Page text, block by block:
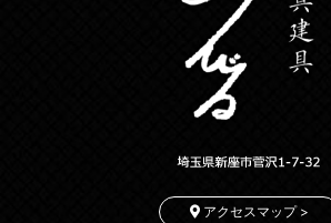
アクセスマップ >